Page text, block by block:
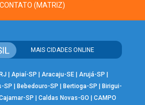
CONTATO (MATRIZ)
MAIS CIDADES ONLINE
Apiaí-SP Aracaju-SE| Arujá-SP
SP Bebedouro-SP Bertioga-SP
Birigui-
SP |Caldas Novas-GO |CAMPO